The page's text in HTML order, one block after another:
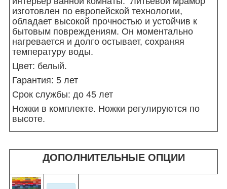
изготовлен по европейской технологии,
обладает высокой прочностью и устойчив к
бытовым повреждениям. Он моментально
нагревается и долго остывает, сохраняя
температуру воды.
Цвет: белый.
Гарантия: 5 лет
Срок службы: до 45 лет
Ножки в комплекте. Ножки регулируются по
высоте.
ДОПОЛНИТЕЛЬНЫЕ ОПЦИИ